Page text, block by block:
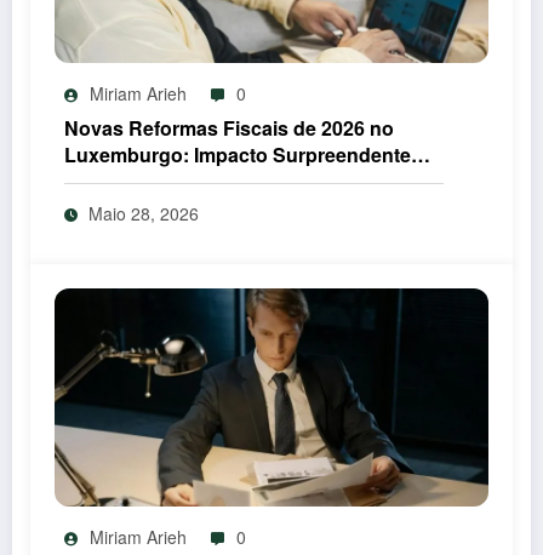
Miriam Arieh 0
Novas Reformas Fiscais de 2026 no
Luxemburgo: Impacto Surpreendente
nos Portugueses
Maio 28, 2026
Miriam Arieh 0